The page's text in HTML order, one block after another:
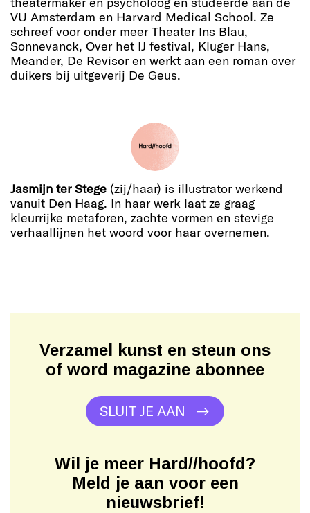
VU Amsterdam en Harvard Medical School. Ze
schreef voor onder meer Theater Ins Blau,
Sonnevanck, Over het IJ festival, Kluger Hans,
Meander, De Revisor en werkt aan een roman over
duikers bij uitgeverij De Geus.
Jasmijn ter Stege (zij/haar) is illustrator werkend
vanuit Den Haag. In haar werk laat ze graag
kleurrijke metaforen, zachte vormen en stevige
verhaallijnen het woord voor haar overnemen.
Verzamel kunst en steun ons
of word magazine abonnee
SLUIT JE AAN
Wil je meer Hard//hoofd?
Meld je aan voor een
nieuwsbrief!